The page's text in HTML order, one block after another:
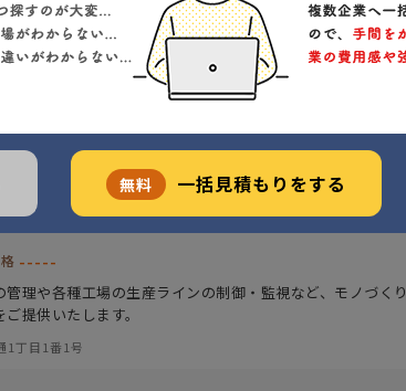
実績が豊富
融通が利く
こまめな対応
商業
サービス業
全般
-----
理や各種工場の生産ラインの制御・監視など、モノづくり
提供いたします。
1丁目1番1号
無料 一括見積もりをする